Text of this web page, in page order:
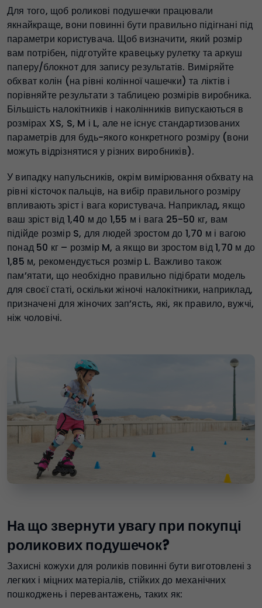
Для того, щоб роликові подушечки працювали
якнайкраще, вони повинні бути правильно підігнані під
параметри користувача. Щоб визначити, який розмір
вам потрібен, підготуйте кравецьку рулетку та аркуш
паперу/блокнот для запису результатів. Виміряйте
обхват колін (на рівні колінної чашечки) та ліктів і
порівняйте результати з таблицею розмірів виробника.
Більшість налокітників і наколінників випускаються в
розмірах XS, S, M і L, але не існує стандартизованих
параметрів для будь-якого конкретного розміру (вони
можуть відрізнятися у різних виробників).
У випадку напульсників, окрім вимірювання обхвату на
рівні кісточок пальців, на вибір правильного розміру
впливають зріст і вага користувача. Наприклад, якщо
ваш зріст від 1,40 м до 1,55 м і вага 25-50 кг, вам
підійде розмір S, для людей зростом до 1,70 м і вагою
понад 50 кг – розмір M, а якщо ви зростом від 1,70 м до
1,85 м, рекомендується розмір L. Важливо також
пам’ятати, що необхідно правильно підібрати модель
для своєї статі, оскільки жіночі налокітники, наприклад,
призначені для жіночих зап’ясть, які, як правило, вужчі,
ніж чоловічі.
На що звернути увагу при покупці
роликових подушечок?
Захисні кожухи для роликів повинні бути виготовлені з
легких і міцних матеріалів, стійких до механічних
пошкоджень і перевантажень, таких як: